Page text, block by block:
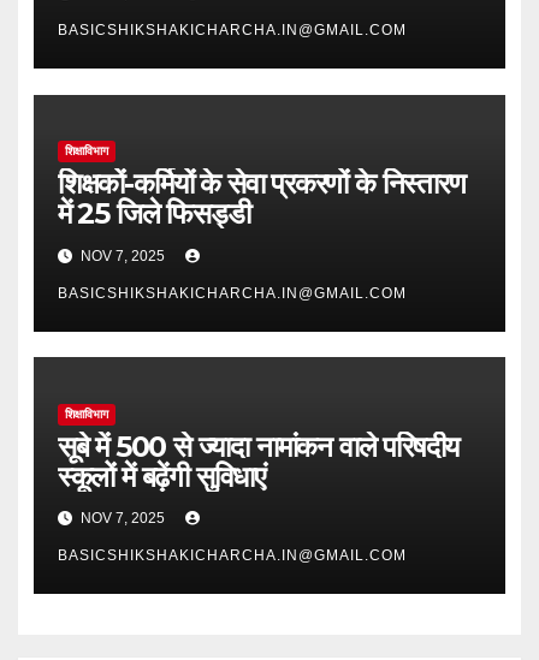
BASICSHIKSHAKICHARCHA.IN@GMAIL.COM
शिक्षाविभाग
शिक्षकों-कर्मियों के सेवा प्रकरणों के निस्तारण
में 25 जिले फिसड्डी
NOV 7, 2025
BASICSHIKSHAKICHARCHA.IN@GMAIL.COM
शिक्षाविभाग
सूबे में 500 से ज्यादा नामांकन वाले परिषदीय
स्कूलों में बढ़ेंगी सुविधाएं
NOV 7, 2025
BASICSHIKSHAKICHARCHA.IN@GMAIL.COM